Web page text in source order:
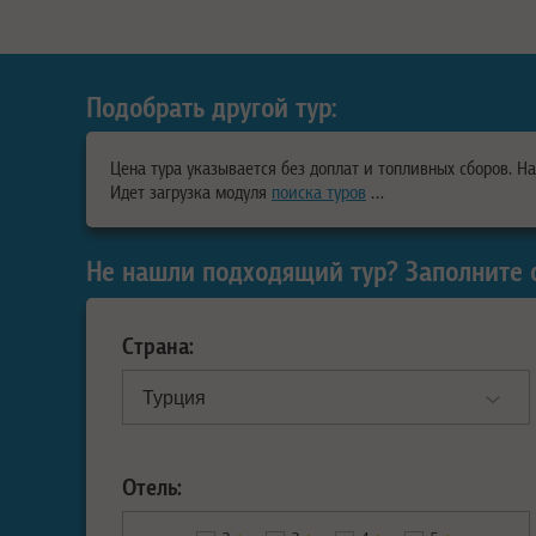
Подобрать другой тур:
Цена тура указывается без доплат и топливных сборов.
Идет загрузка модуля поиска туров …
Не нашли подходящий тур?
Страна:
Отель: